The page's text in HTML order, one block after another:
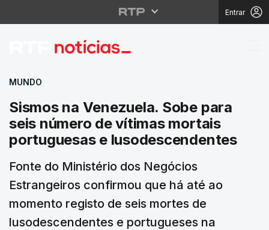
Entrar
Sismos na
MUNDO
Sismos na Venezuela. Sobe para
seis número de vítimas mortais
portuguesas e lusodescendentes
Fonte do Ministério dos Negócios
Estrangeiros confirmou que há até ao
momento registo de seis mortes de
lusodescendentes e portugueses na